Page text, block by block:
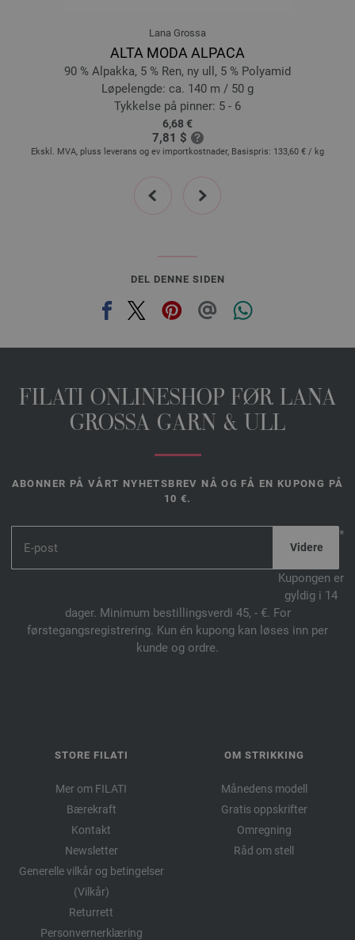
Lana Grossa
ALTA MODA ALPACA
90 % Alpakka, 5 % Ren, ny ull, 5 % Polyamid
Løpelengde: ca. 140 m / 50 g
Tykkelse på pinner: 5 - 6
6,68 €
7,81 $
Ekskl. MVA, pluss leverans og ev importkostnader, Basispris: 133,60 € / kg
prev next
DEL DENNE SIDEN
FILATI ONLINESHOP FØR LANA
GROSSA GARN & ULL
ABONNER PÅ VÅRT NYHETSBREV NÅ OG FÅ EN KUPONG PÅ
10 €.
*
Kupongen er
gyldig i 14
dager. Minimum bestillingsverdi 45, - €. For
førstegangsregistrering. Kun én kupong kan løses inn per
kunde og ordre.
STORE FILATI
Mer om FILATI
Bærekraft
Kontakt
Newsletter
Generelle vilkår og betingelser
(Vilkår)
Returrett
Personvernerklæring
OM STRIKKING
Månedens modell
Gratis oppskrifter
Omregning
Råd om stell